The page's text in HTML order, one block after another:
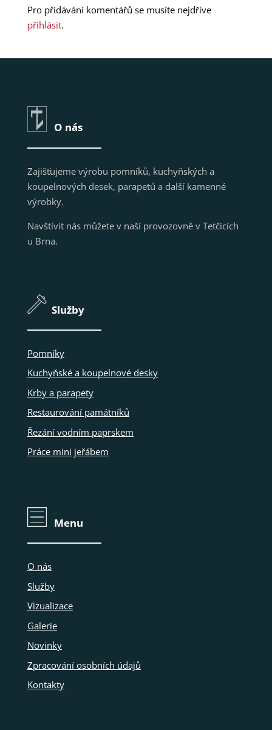
Pro přidávání komentářů se musíte nejdříve
přihlásit.
O nás
Zajišťujeme výrobu pomníků, kuchyňských a
koupelnových desek, parapetů a další kamenné
výrobky.
Navštívit nás můžete v naší provozovně v Tetčicích
u Brna.
Služby
Pomníky
Kuchyňské a koupelnové desky
Krby a parapety
Restaurování památníků
Řezání vodním paprskem
Práce mini jeřábem
Menu
O nás
Služby
Vizualizace
Galerie
Novinky
Zpracování osobních údajů
Kontakty